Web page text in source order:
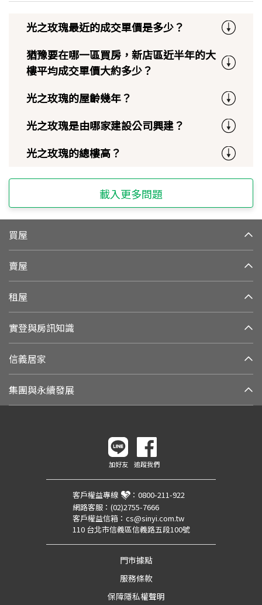
光之玫瑰最近的成交單價是多少？
猶豫要在哪一區買房，新店區近半年的大
樓平均成交單價大約多少？
光之玫瑰的屋齡幾年？
光之玫瑰是由哪家建設公司興建？
光之玫瑰的總樓高？
載入更多問題
買屋
賣屋
租屋
實登與房訊知識
信義居家
集團與永續發展
加好友 追蹤我們
客戶權益專線 ： 0800-211-922
網路客服： (02)2755-7666
客戶權益信箱： cs@sinyi.com.tw
110 台北市信義區信義路五段100號
門市據點
服務條款
保障隱私權聲明